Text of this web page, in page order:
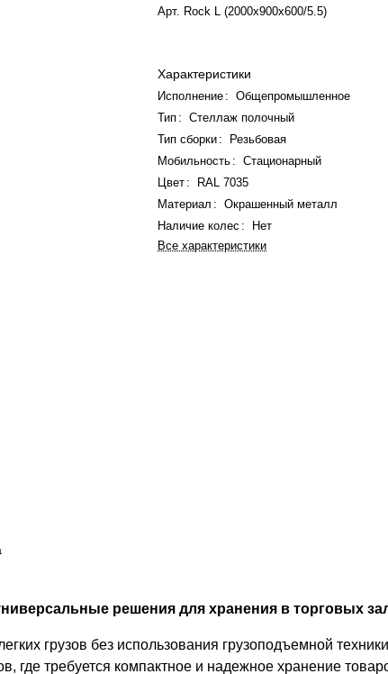
Арт. Rock L (2000x900x600/5.5)
Характеристики
Исполнение :
Общепромышленное
Тип :
Стеллаж полочный
Тип сборки:
Резьбовая
Мобильность :
Стационарный
Цвет :
RAL 7035
Материал :
Окрашенный металл
Наличие колес :
Нет
Все характеристики
решения для хранения в торговых
грузов без использования грузоподъемной
где требуется компактное и надежное хранение